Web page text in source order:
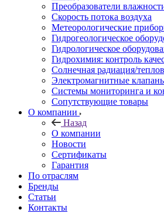
Преобразователи
Скорость потока воздуха
Метеорологические
Гидрогеологическое
Гидрологическое
Гидрохимия: контроль
Солнечная радиация/
Электромагнитные
Системы мониторинга и
Сопутствующие товары
О компании
Назад
О компании
Новости
Сертификаты
Гарантия
По отраслям
Бренды
Статьи
Контакты